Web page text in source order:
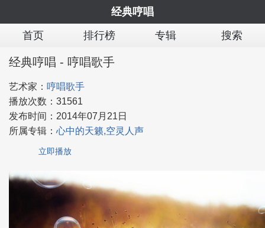
经典哼唱
首页
排行榜 专辑 搜索
经典哼唱 - 哼唱歌手
艺术家： 哼唱歌手
播放次数： 31561
发布时间： 2014年07月21日
所属专辑： 心中的天籁,空灵人声
立即播放